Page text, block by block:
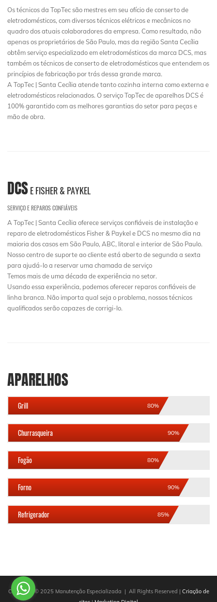
Os técnicos da TopTec são mestres em seu ofício de conserto de
eletrodomésticos, com diversos técnicos elétricos e mecânicos no
quadro dos atuais colaboradores da empresa. Como resultado, não
apenas os proprietários de São Paulo, mas da região Santa Cecília
obtêm serviço especializado em eletrodomésticos da marca DCS, mas
também os técnicos de conserto de eletrodomésticos que entendem os
princípios de fabricação por trás dessa grande marca.
A TopTec | Santa Cecília atende tanto cozinha interna como externa e
eletrodomésticos relacionados. O serviço TopTec de aparelhos DCS é
100% garantido com as melhores garantias do setor para peças e
mão de obra.
DCSE FISHER & PAYKEL
SERVIÇO E REPAROS CONFIÁVEIS
A TopTec | Santa Cecília oferece serviços confiáveis de instalação e
reparo de eletrodomésticos Fisher & Paykel e DCS no mesmo dia na
maioria dos casos em São Paulo, ABC, litoral e interior de São Paulo.
Nosso centro de suporte ao cliente está aberto de segunda a sexta
para ajudá-lo a reservar uma chamada de serviço
Temos mais de uma década de experiência no setor.
Usando essa experiência, podemos oferecer reparos confiáveis ​​de
linha branca. Não importa qual seja o problema, nossos técnicos
qualificados serão capazes de corrigi-lo.
APARELHOS
Grill 80%
Churrasqueira 90%
Fogão 80%
Forno 90%
Refrigerador 85%
Copyright © 2025 Manutenção Especializada | All Rights Reserved | Criação de